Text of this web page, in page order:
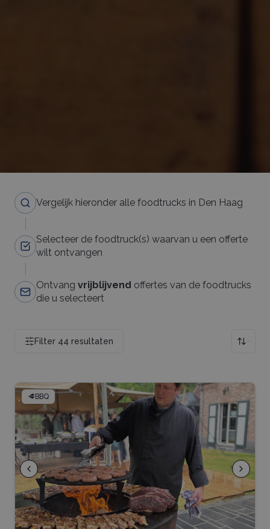
Vergelijk hieronder alle foodtrucks in Den Haag
Selecteer de foodtruck(s) waarvan u een offerte
wilt ontvangen
Ontvang vrijblijvend offertes van de foodtrucks
die u selecteert
Filter 44 resultaten
🥩BBQ